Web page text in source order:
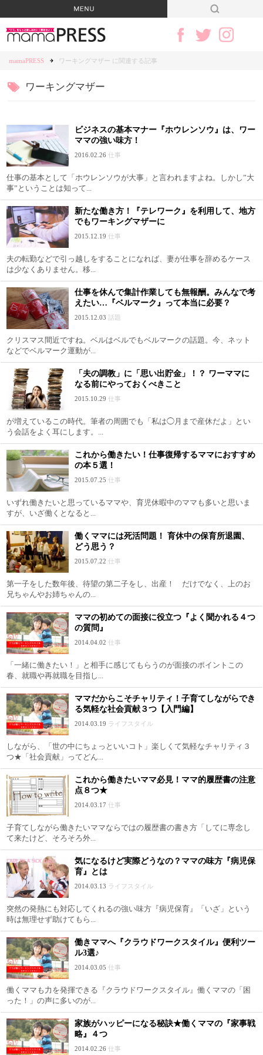
mamaPRESS ワーキングマザー に関連する記事
ワーキングマザー
ビジネスの基本マナー『ホウレンソウ』は、ワー
ママの強い味方！
2016.02.26 仕事
仕事の基本として「ホウレンソウが大事」と言われますよね。しかし”大
事”ということは知って...
新たな働き方！『テレワーク』を利用して、地方
でもワーキングマザーに
2015.12.19 仕事
夫の転勤などで引っ越しをすることになれば、妻が仕事を辞めるケース
は少なくありません。移...
仕事を休んで集計作業しても無報酬。みんなで考
えたい…『ベルマーク』って本当に必要？
2015.12.03 話題
クリスマス間近ですね。ベルはベルでもベルマークの話題。今、ネット
などでベルマーク運動が...
「夫の調教」に「思い出貯金」！？ ワーママに
なる前にやっておくべきこと
2015.10.29 仕事
が増えているこの時代。筆者の周囲でも「私は◯月まで産休だよ」とい
う会話をよく耳にします。...
これから働きたい！仕事復帰するママにおすすめ
の本５選！
2015.07.25 仕事
いずれ働きたいと思っているママや、育児休暇中のママも多いと思いま
すが、いざ働くとなると...
働くママには死活問題！ 育休中の保育所退園、
どう思う？
2015.07.22 仕事
第一子をした数年後、待望の第二子をし、出産！ だけでなく、上のお
兄ちゃんやお姉ちゃんの...
ママの初めての面接に役立つ『よく聞かれる４つ
の質問』
2014.04.02 仕事
「一緒に働きたい！」と相手に感じてもらうのが面接のポイントこの
春、就職や再就職を目指し...
ママだからこそチャリティ！子育てしながらでき
る気軽な社会貢献３つ【入門編】
2014.03.19 ライフスタイル
しながら、「世の中にちょっといいコト」楽しくて気軽なチャリティ３
つ★「社会貢献」ってどん...
これから働きたいママ必見！ママ的履歴書の注意
点８つ★
2014.03.17 仕事
子育てしながら働きたいママならではの履歴書の書き方「してに専念し
て来たけど、そろそろ外...
気になるけど実際どうなの？ママの味方『病児保
育』とは
2014.03.13 ライフスタイル
突然の発熱にも対応してくれるの強い味方『病児保育』「いざ」という
時は無理せず助けてもら...
働きママへ『クラウドワークスタイル』便利ツー
ル3選♪
2014.03.05 仕事
働くママも力を発揮できる『クラウドワークスタイル』働くママの「困
った！」の声に多いのが...
家族がハッピーになる秘訣★働くママの『家事戦
略』４つ
2014.02.26 仕事